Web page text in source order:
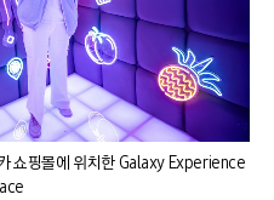
쇼핑몰에 위치한 Galaxy Experience